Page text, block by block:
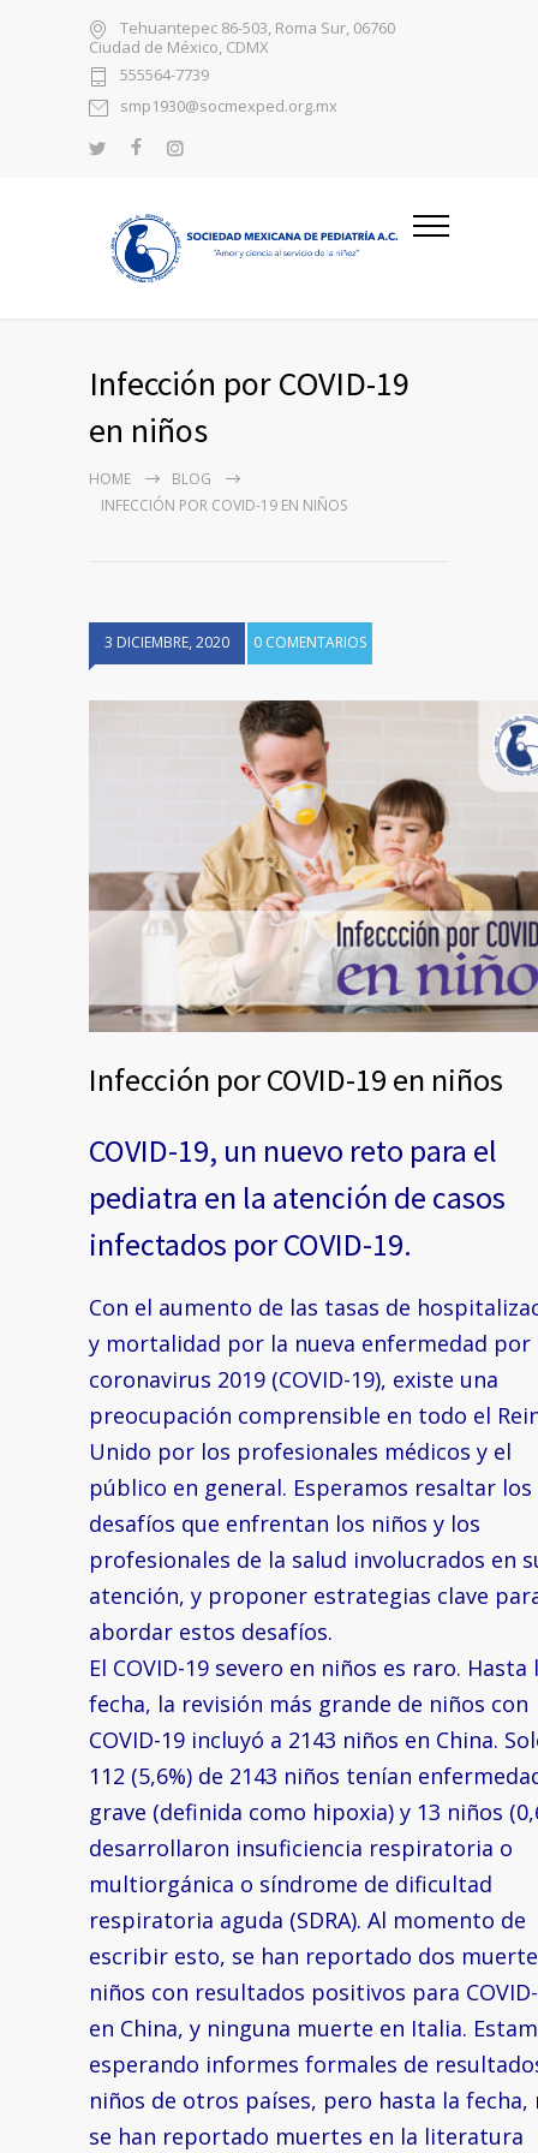
Tehuantepec 86-503, Roma Sur, 06760
Ciudad de México, CDMX
555564-7739
smp1930@socmexped.org.mx
Infección por COVID-19
en niños
HOME
BLOG
INFECCIÓN POR COVID-19 EN NIÑOS
3 DICIEMBRE, 2020 0 COMENTARIOS
Infección por COVID-19 en niños
COVID-19, un nuevo reto para el
pediatra en la atención de casos
infectados por COVID-19.
Con el aumento de las tasas de
y mortalidad por la nueva enfermedad por
coronavirus 2019 (COVID-19), existe una
preocupación comprensible en todo el
Unido por los profesionales médicos y el
público en general. Esperamos resaltar los
desafíos que enfrentan los niños y los
profesionales de la salud involucrados en
atención, y proponer estrategias clave
abordar estos desafíos.
El COVID-19 severo en niños es raro. Hasta
fecha, la revisión más grande de niños con
COVID-19 incluyó a 2143 niños en China.
112 (5,6%) de 2143 niños tenían
grave (definida como hipoxia) y 13 niños
desarrollaron insuficiencia respiratoria o
multiorgánica o síndrome de dificultad
respiratoria aguda (SDRA). Al momento de
escribir esto, se han reportado dos
niños con resultados positivos para
en China, y ninguna muerte en Italia.
esperando informes formales de
niños de otros países, pero hasta la fecha,
se han reportado muertes en la literatura